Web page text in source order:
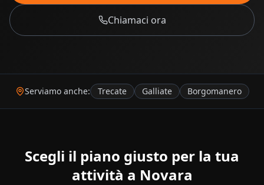
Chiamaci ora
Serviamo anche: Trecate Galliate Borgomanero
Scegli il piano giusto per la tua
attività a Novara